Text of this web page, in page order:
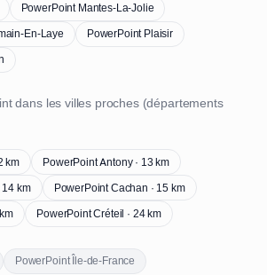
PowerPoint Mantes-La-Jolie
En-Laye
PowerPoint Plaisir
dans les villes proches (départements
km
PowerPoint Antony · 13 km
14 km
PowerPoint Cachan · 15 km
PowerPoint Créteil · 24 km
PowerPoint Île-de-France